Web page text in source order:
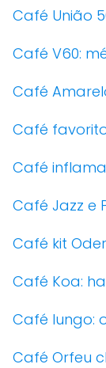
Café União
Café V60:
Café
Café
Café
Café Jazz e
Café kit
Café Koa:
Café lungo:
Café Orfeu